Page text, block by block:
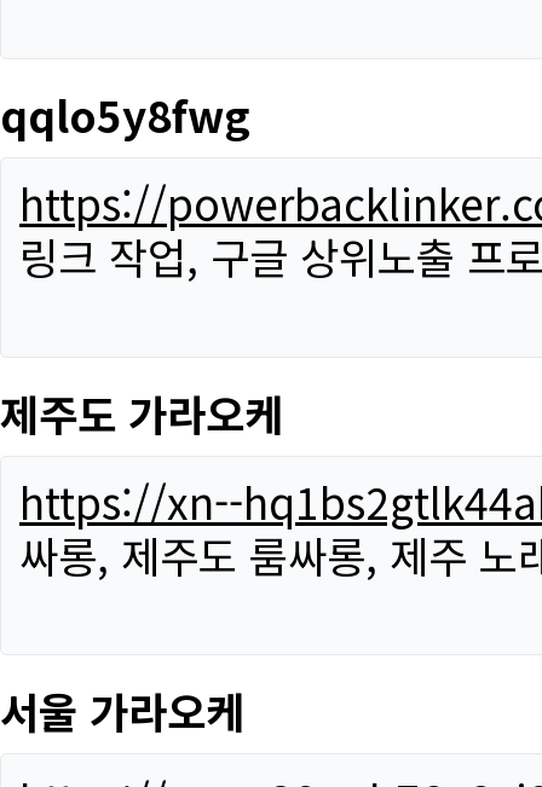
qqlo5y8fwg
https://
링크 작업, 구글 상위노출 프
제주도 가라오케
https://xn--
싸롱, 제주도 룸싸롱, 제주 노
서울 가라오케